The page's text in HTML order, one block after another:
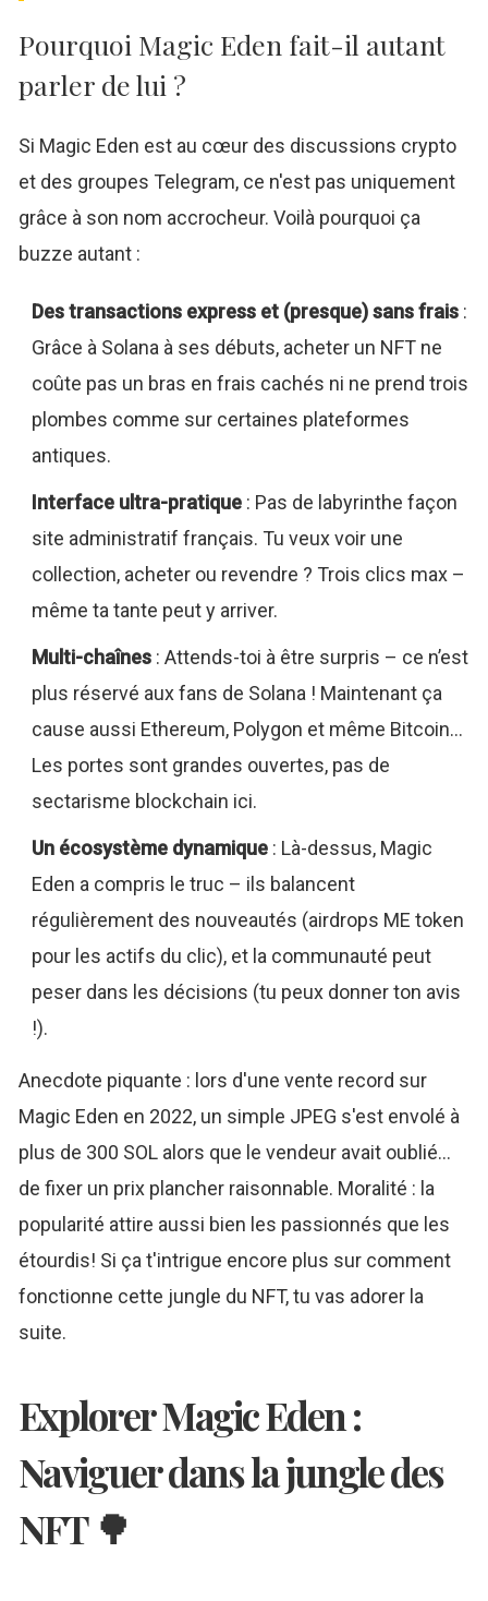
Pourquoi Magic Eden fait-il autant
parler de lui ?
Si Magic Eden est au cœur des discussions crypto
et des groupes Telegram, ce n'est pas uniquement
grâce à son nom accrocheur. Voilà pourquoi ça
buzze autant :
Des transactions express et (presque) sans frais :
Grâce à Solana à ses débuts, acheter un NFT ne
coûte pas un bras en frais cachés ni ne prend trois
plombes comme sur certaines plateformes
antiques.
Interface ultra-pratique : Pas de labyrinthe façon
site administratif français. Tu veux voir une
collection, acheter ou revendre ? Trois clics max –
même ta tante peut y arriver.
Multi-chaînes : Attends-toi à être surpris – ce n’est
plus réservé aux fans de Solana ! Maintenant ça
cause aussi Ethereum, Polygon et même Bitcoin…
Les portes sont grandes ouvertes, pas de
sectarisme blockchain ici.
Un écosystème dynamique : Là-dessus, Magic
Eden a compris le truc – ils balancent
régulièrement des nouveautés (airdrops ME token
pour les actifs du clic), et la communauté peut
peser dans les décisions (tu peux donner ton avis
!).
Anecdote piquante : lors d'une vente record sur
Magic Eden en 2022, un simple JPEG s'est envolé à
plus de 300 SOL alors que le vendeur avait oublié…
de fixer un prix plancher raisonnable. Moralité : la
popularité attire aussi bien les passionnés que les
étourdis! Si ça t'intrigue encore plus sur comment
fonctionne cette jungle du NFT, tu vas adorer la
suite.
Explorer Magic Eden :
Naviguer dans la jungle des
NFT 🌳